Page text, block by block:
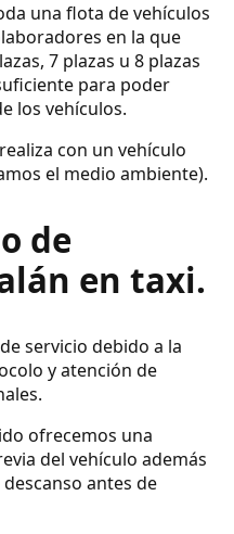
una flota de vehículos
en la que
7 plazas u 8 plazas
para poder
los vehículos.
con un vehículo
el medio ambiente).
de
en taxi.
servicio debido a la
y atención de
ofrecemos una
del vehículo además
antes de